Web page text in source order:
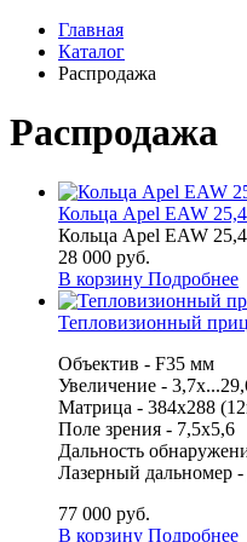
Главная
Каталог
Распродажа
Распродажа
Кольца Apel EAW
Кольца Apel EAW
28 000 руб.
В корзину Подробнее
Тепловизионный
Объектив - F35 мм
Увеличение -
Матрица - 384x288
Поле зрения - 7,5x5,6
Дальность
Лазерный дальномер
77 000 руб.
В корзину Подробнее